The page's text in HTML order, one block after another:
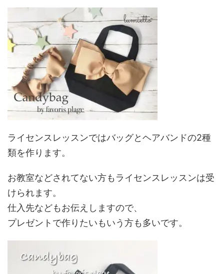
ライセンスレッスンではバッグとヘアバンドの2種
類を作ります。
お教室などされてない方もライセンスレッスンは受
けられます。
仕入先などもお伝えしますので、
プレゼントで作りたいもいう方も多いです。